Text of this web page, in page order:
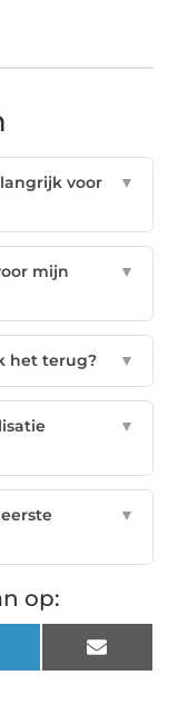
voor
▼
mijn
▼
het terug? ▼
▼
▼
op:
Email